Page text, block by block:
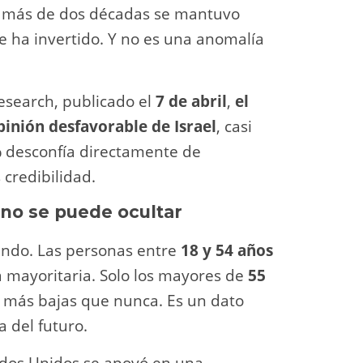
de dos décadas se mantuvo
ha invertido. Y no es una anomalía
publicado el 7 de abril, el
desfavorable de Israel, casi
desconfía directamente de
credibilidad.
se puede ocultar
Las personas entre 18 y 54 años
Solo los mayores de 55
bajas que nunca. Es un dato
del futuro.